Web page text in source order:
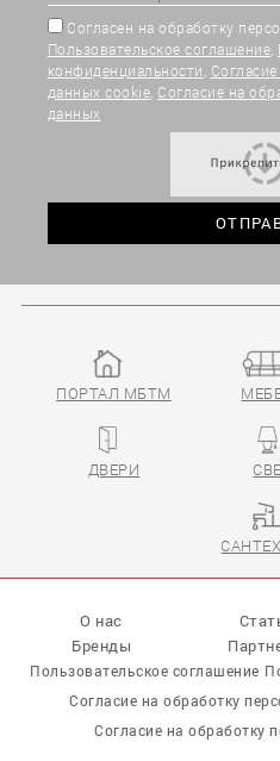
Согласен на обработку
Пользовательское соглашение
конфиденциальности
данных cookie Согласие на
данных
ПОРТАЛ МБТМ
ДВЕРИ
О нас
Бренды
Пользовательское соглашение
Согласие на обработку
Согласие на обработку